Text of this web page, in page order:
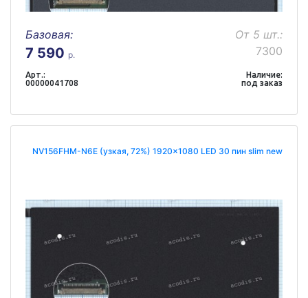
Базовая:
7 590 р.
От 5 шт.:
7300
Арт.:
00000041708
Наличие:
под заказ
NV156FHM-N6E (узкая, 72%) 1920x1080 LED 30 пин slim new